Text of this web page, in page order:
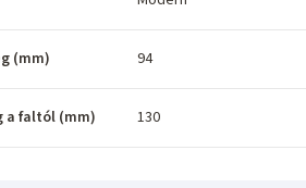
(mm) 94
a faltól (mm) 130